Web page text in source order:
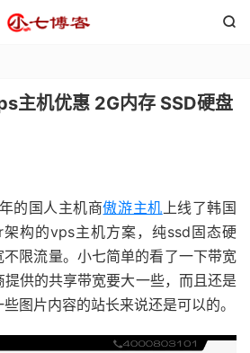

主机优惠 2G内存 SSD硬盘
的国人主机商傲游主机上线了韩国
构的vps主机方案，纯ssd固态硬
限流量。小七简单的看了一下带宽
供的共享带宽要大一些，而且还是
图片内容的站长来说还是可以的。